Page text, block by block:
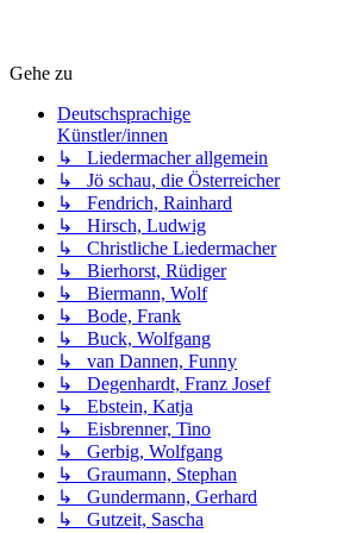
Gehe zu
Deutschsprachige
Künstler/innen
↳ Liedermacher allgemein
↳ Jö schau, die Österreicher
↳ Fendrich, Rainhard
↳ Hirsch, Ludwig
↳ Christliche Liedermacher
↳ Bierhorst, Rüdiger
↳ Biermann, Wolf
↳ Bode, Frank
↳ Buck, Wolfgang
↳ van Dannen, Funny
↳ Degenhardt, Franz Josef
↳ Ebstein, Katja
↳ Eisbrenner, Tino
↳ Gerbig, Wolfgang
↳ Graumann, Stephan
↳ Gundermann, Gerhard
↳ Gutzeit, Sascha